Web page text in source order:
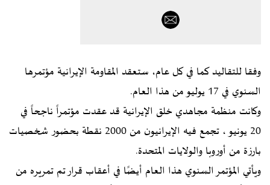
وفقا للتقاليد كما في كل عام، ستعقد المقاومة الإيرانية مؤتمرها
السنوي في 17 يوليو من هذا العام.
وكانت منظمة مجاهدي خلق الإيرانية قد عقدت مؤتمراً ناجحاً في
20 يونيو ، تجمع فيه الإيرانيون من 2000 نقطة بحضور شخصيات
بارزة من أوروبا والولايات المتحدة.
ويأتي المؤتمر السنوي هذا العام أيضًا في أعقاب قرار تم تمريره من